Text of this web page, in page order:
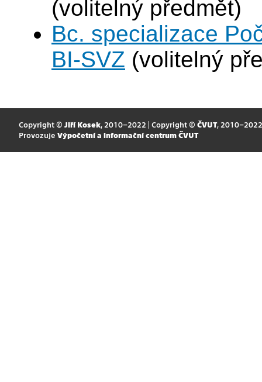
(volitelný předmět)
Bc. specializace
BI-SVZ (volitelný
Copyright © Jiří Kosek, 2010–2022 | Copyright © ČVUT, 2010–2022
Provozuje Výpočetní a informační centrum ČVUT